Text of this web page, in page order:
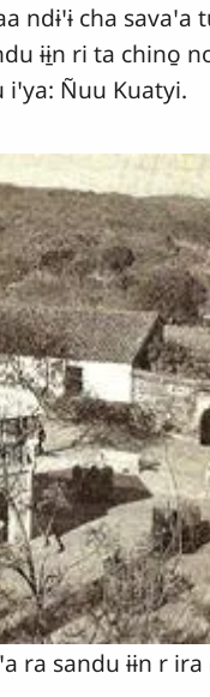
ndɨꞌɨ cha
ɨɨ̱n ri ta
Ñuu Kuatyi.
ra sandu ɨɨn r